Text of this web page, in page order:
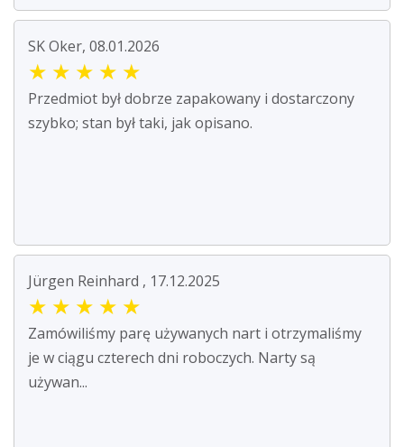
SK Oker, 08.01.2026
★ ★ ★ ★ ★
Przedmiot był dobrze zapakowany i dostarczony
szybko; stan był taki, jak opisano.
Jürgen Reinhard , 17.12.2025
★ ★ ★ ★ ★
Zamówiliśmy parę używanych nart i otrzymaliśmy
je w ciągu czterech dni roboczych. Narty są
używan...